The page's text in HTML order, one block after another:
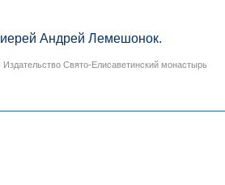
Андрей Лемешонок.
Издательство Свято-Елисаветинский монастырь